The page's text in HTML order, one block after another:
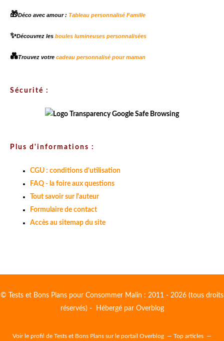
🎁Déco avec amour : Tableau personnalisé Famille
✨Découvrez les boules lumineuses personnalisées
💑Trouvez votre cadeau personnalisé pour maman
Sécurité :
Plus d'informations :
CGU : conditions d'utilisation
FAQ - la foire aux questions
Tout savoir sur l'auteur
Formulaire de contact
Accès au sitemap du site
© Tests et Bons Plans pour Consommer Malin : 2011 - 2026 (tous droits
réservés) - Hébergé par Overblog
Voir le profil de Tests et Bons Plans sur le portail Overblog Top articles